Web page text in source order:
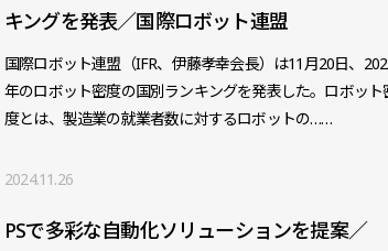
キングを発表／国際ロボット連盟
国際ロボット連盟（IFR、伊藤孝幸会長）は11月20日、
年のロボット密度の国別ランキングを発表した。ロボット
度とは、製造業の就業者数に対するロボットの……
2024.11.26
PSで多彩な自動化ソリューションを提案／